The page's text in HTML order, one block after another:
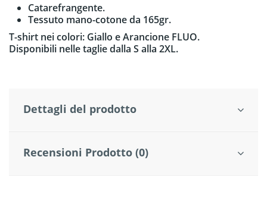
Catarefrangente.
Tessuto mano-cotone da 165gr.
T-shirt nei colori: Giallo e Arancione FLUO.
Disponibili nelle taglie dalla S alla 2XL.
Dettagli del prodotto
Recensioni Prodotto (0)